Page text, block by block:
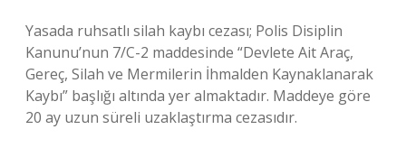
Yasada ruhsatlı silah kaybı cezası; Polis Disiplin
Kanunu’nun 7/C-2 maddesinde “Devlete Ait Araç,
Gereç, Silah ve Mermilerin İhmalden Kaynaklanarak
Kaybı” başlığı altında yer almaktadır. Maddeye göre
20 ay uzun süreli uzaklaştırma cezasıdır.